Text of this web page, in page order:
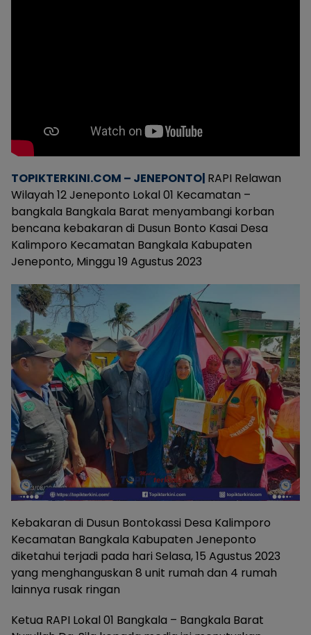
TOPIKTERKINI.COM – JENEPONTO| RAPI Relawan
Wilayah 12 Jeneponto Lokal 01 Kecamatan –
bangkala Bangkala Barat menyambangi korban
bencana kebakaran di Dusun Bonto Kasai Desa
Kalimporo Kecamatan Bangkala Kabupaten
Jeneponto, Minggu 19 Agustus 2023
Kebakaran di Dusun Bontokassi Desa Kalimporo
Kecamatan Bangkala Kabupaten Jeneponto
diketahui terjadi pada hari Selasa, 15 Agustus 2023
yang menghanguskan 8 unit rumah dan 4 rumah
lainnya rusak ringan
Ketua RAPI Lokal 01 Bangkala – Bangkala Barat